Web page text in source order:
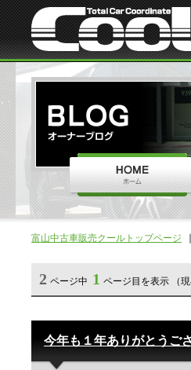
富山中古車販売クールトップページ
2 ページ中 1 ページ目を表示 （現
今年も１年ありがとうご